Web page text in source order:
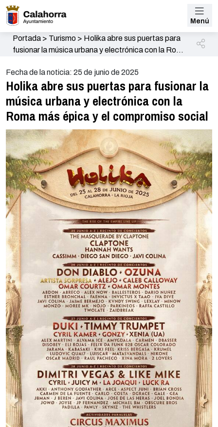
Menú
Portada> Turismo> Holika abre sus puertas para
fusionar la música urbana y electrónica con la Roma
Fecha de la noticia: 25 de junio de 2025
Holika abre sus puertas para fusionar la
música urbana y electrónica con la
Roma más épica y el compromiso social